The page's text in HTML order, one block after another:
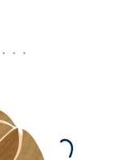
・・